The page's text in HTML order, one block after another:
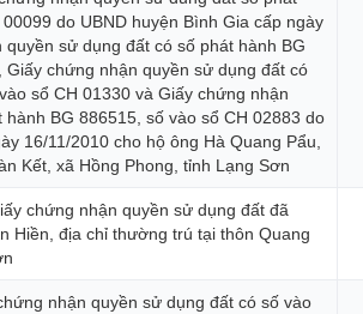
do UBND huyện Bình Gia cấp ngày
sử dụng đất có số phát hành BG
chứng nhận quyền sử dụng đất có
sổ CH 01330 và Giấy chứng nhận
BG 886515, số vào sổ CH 02883 do
16/11/2010 cho hộ ông Hà Quang Pẩu,
Kết, xã Hồng Phong, tỉnh Lạng Sơn
chứng nhận quyền sử dụng đất đã
Hiền, địa chỉ thường trú tại thôn Quang
nhận quyền sử dụng đất có số vào